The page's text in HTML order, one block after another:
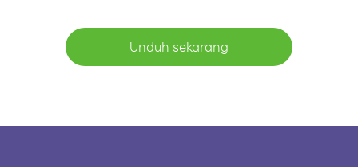
Unduh sekarang